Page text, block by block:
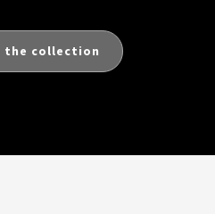
the collection